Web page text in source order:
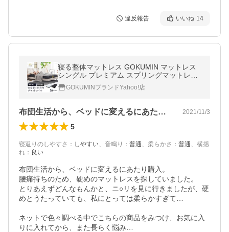
違反報告 いいね 14
寝る整体マットレス GOKUMIN マットレス
シングル プレミアム スプリングマットレス
ポケットコイルマットレス ポケットコイル
爆買GOKUMINブランドYahoo!店
布団生活から、ベッドに変えるにあたり購… 2021/11/3
5
寝返りのしやすさ ： しやすい、 音鳴り ： 普通、 柔らかさ ： 普通、 横揺
れ ： 良い
布団生活から、ベッドに変えるにあたり購入。
腰痛持ちのため、硬めのマットレスを探していました。
とりあえずどんなもんかと、ニ○リを見に行きましたが、硬
めとうたっていても、私にとっては柔らかすぎて…
ネットで色々調べる中でこちらの商品をみつけ、お気に入
りに入れてから、また長らく悩み…